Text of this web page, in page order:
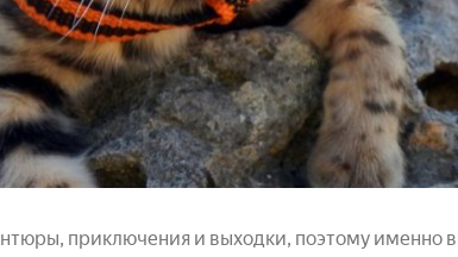
приключения и выходки, поэтому именно